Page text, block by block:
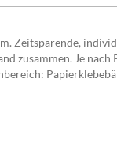
Zeitsparende,
zusammen. Je